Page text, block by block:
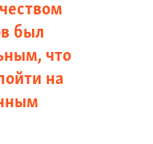
был
что
на